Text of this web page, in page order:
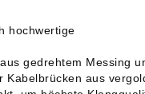
hochwertige
gedrehtem Messing
aus